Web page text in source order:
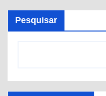
Pesquisar